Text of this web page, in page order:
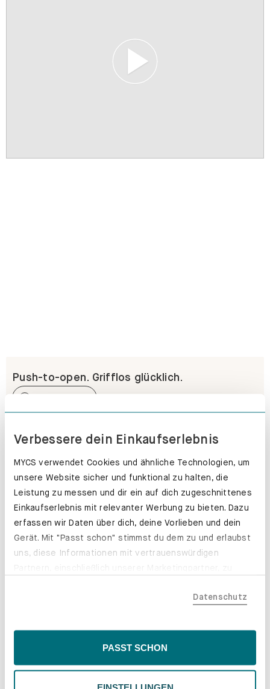
Verbessere dein Einkaufserlebnis
MYCS verwendet Cookies und ähnliche Technologien, um
unsere Website sicher und funktional zu halten, die
Leistung zu messen und dir ein auf dich zugeschnittenes
Einkaufserlebnis mit relevanter Werbung zu bieten. Dazu
erfassen wir Daten über dich, deine Vorlieben und dein
Gerät. Mit "Passt schon" stimmst du dem zu und erlaubst
uns, diese Informationen mit vertrauenswürdigen
der EU, beispielsweise in den USA, verarbeitet werden
Inhalte eingeschränkt sein könnten. Wähle
deiner Präferenzen. Du kannst deine Wahl jederzeit
Datenschutz
PASST SCHON
EINSTELLUNGEN
Push-to-open. Grifflos glücklich.
Schubladenkästen. Stabil mit Stil.
Erfahre mehr